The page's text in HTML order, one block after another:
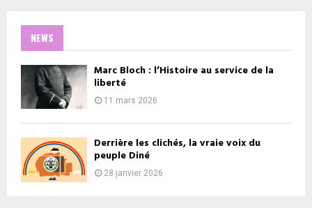
NEWS
Marc Bloch : l’Histoire au service de la
liberté
11 mars 2026
Derrière les clichés, la vraie voix du
peuple Diné
28 janvier 2026